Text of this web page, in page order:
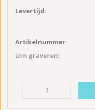
Levertijd:
Artikelnummer:
Urn graveren: